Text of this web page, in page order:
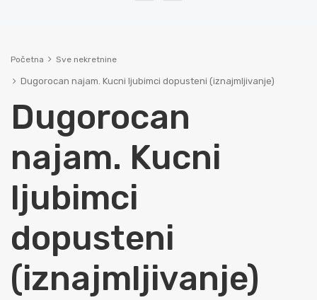
Početna Sve nekretnine
Dugorocan najam. Kucni ljubimci dopusteni (iznajmljivanje)
Dugorocan
najam. Kucni
ljubimci
dopusteni
(iznajmljivanje)